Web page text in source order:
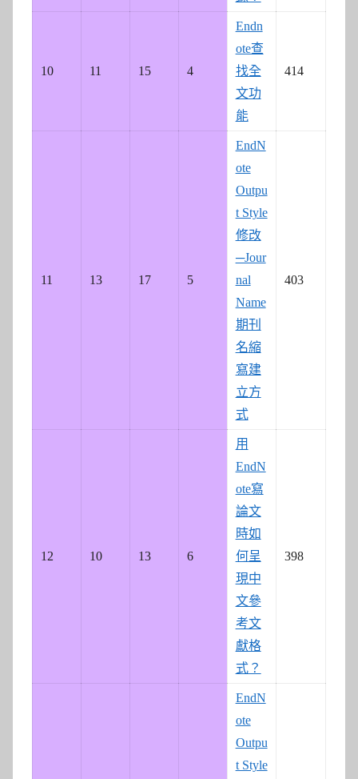
10 11 15 4
Endn
ote查
找全
文功
能
414
11 13 17 5
EndN
ote
Outpu
t Style
修改
─Jour
nal
Name
期刊
名縮
寫建
立方
式
403
12 10 13 6
用
EndN
ote寫
論文
時如
何呈
現中
文參
考文
獻格
式？
398
EndN
ote
Outpu
t Style